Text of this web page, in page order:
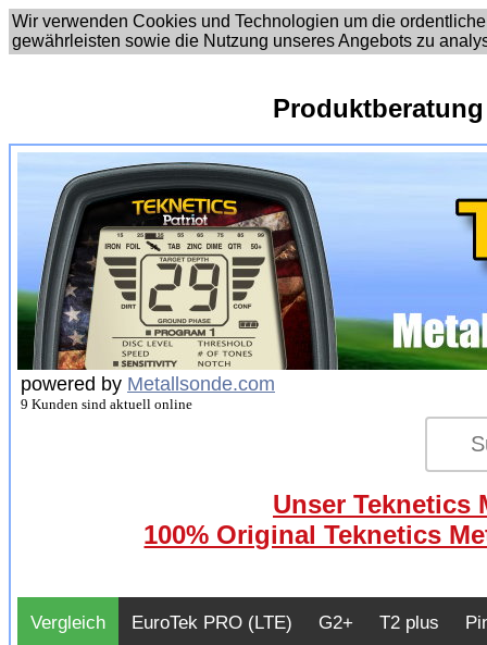
Wir verwenden Cookies und Technologien um die
gewährleisten sowie die Nutzung unseres Angebots zu
powered by Metallsonde.com
9 Kunden sind aktuell online
Unser Teknetics
100% Original Teknetics
Vergleich EuroTek PRO (LTE) G2+ T2 plus